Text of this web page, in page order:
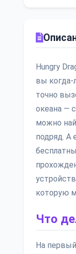
Hungry
вы когда-
точно
океана —
можно
подряд. А
которую
Что
На первый